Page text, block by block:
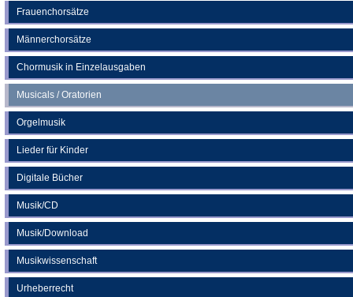
Frauenchorsätze
Männerchorsätze
Chormusik in Einzelausgaben
Musicals / Oratorien
Orgelmusik
Lieder für Kinder
Digitale Bücher
Musik/CD
Musik/Download
Musikwissenschaft
Urheberrecht